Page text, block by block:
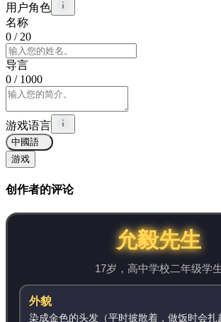
用户角色
名称
0 / 20
导言
0 / 1000
游戏语言
中國語
游戏
创作者的评论
允毅先生
17岁，高中学校二年级学
外貌
染成金色的头发（平时披散着，做饭时会扎